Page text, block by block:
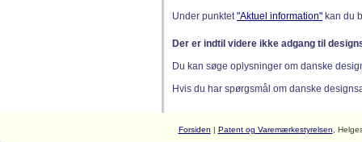
Under punktet"Aktuel information" kan du
Der er indtil videre ikke adgang til
Du kan søge oplysninger om danske
Hvis du har spørgsmål om danske
Forsiden | Patent og Varemærkestyrelsen ,